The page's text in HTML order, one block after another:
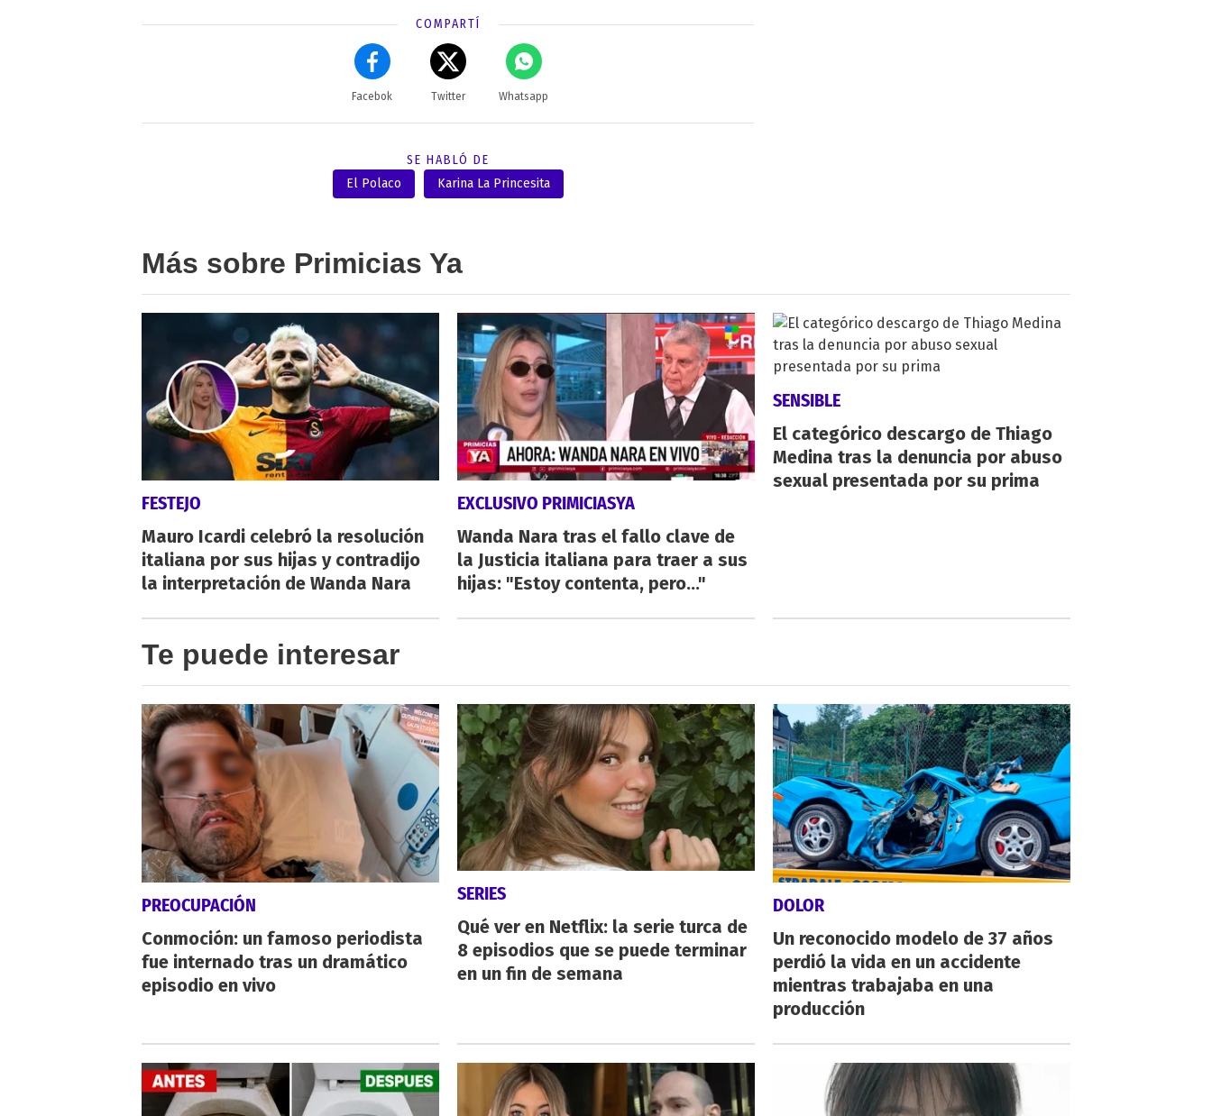
COMPARTÍ
Facebok Twitter Whatsapp
SE HABLÓ DE
El Polaco
Karina La Princesita
Más sobre Primicias Ya
FESTEJO
Mauro Icardi celebró la resolución
italiana por sus hijas y contradijo
la interpretación de Wanda Nara
EXCLUSIVO PRIMICIASYA
Wanda Nara tras el fallo clave de
la Justicia italiana para traer a sus
hijas: "Estoy contenta, pero..."
SENSIBLE
El categórico descargo de Thiago
Medina tras la denuncia por abuso
sexual presentada por su prima
Te puede interesar
PREOCUPACIÓN
Conmoción: un famoso periodista
fue internado tras un dramático
episodio en vivo
SERIES
Qué ver en Netflix: la serie turca de
8 episodios que se puede terminar
en un fin de semana
DOLOR
Un reconocido modelo de 37 años
perdió la vida en un accidente
mientras trabajaba en una
producción